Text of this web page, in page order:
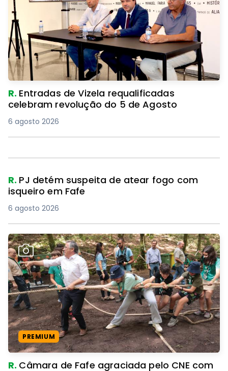
R. Entradas de Vizela requalificadas
celebram revolução do 5 de Agosto
6 agosto 2026
R. PJ detém suspeita de atear fogo com
isqueiro em Fafe
6 agosto 2026
PREMIUM
R. Câmara de Fafe agraciada pelo CNE com